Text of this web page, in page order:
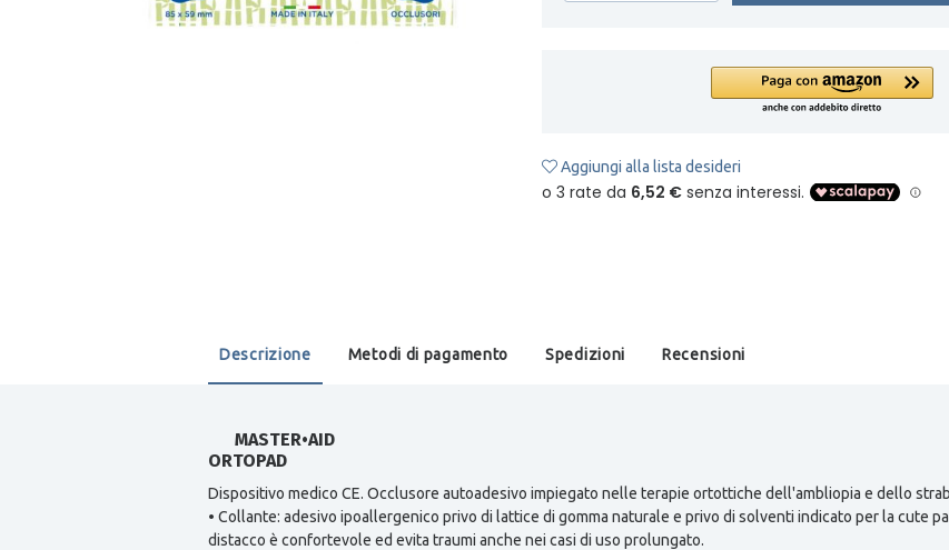
Aggiungi alla lista desideri
Descrizione Metodi di pagamento Spedizioni Recensioni
MASTER•AID
ORTOPAD
Dispositivo medico CE. Occlusore autoadesivo impiegato nelle terapie ortottiche dell'ambliopia e dello
• Collante: adesivo ipoallergenico privo di lattice di gomma naturale e privo di solventi indicato per la cute
distacco è confortevole ed evita traumi anche nei casi di uso prolungato.